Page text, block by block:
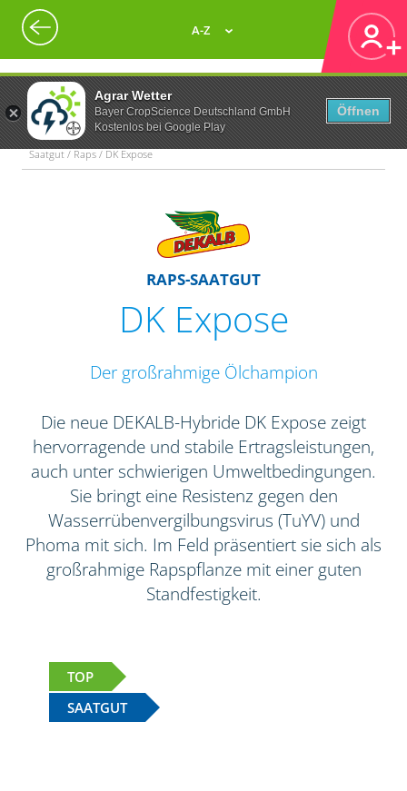
Agrar Wetter
Bayer CropScience Deutschland GmbH
Kostenlos bei Google Play
Öffnen
A-Z
Saatgut / Raps / DK Expose
RAPS-SAATGUT
DK Expose
Der großrahmige Ölchampion
Die neue DEKALB-Hybride DK Expose zeigt
hervorragende und stabile Ertragsleistungen,
auch unter schwierigen Umweltbedingungen.
Sie bringt eine Resistenz gegen den
Wasserrübenvergilbungsvirus (TuYV) und
Phoma mit sich. Im Feld präsentiert sie sich als
großrahmige Rapspflanze mit einer guten
Standfestigkeit.
TOP
SAATGUT